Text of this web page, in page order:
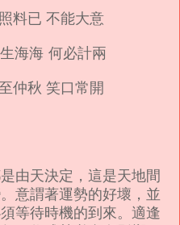
料已 不能大意
海海 何必計兩
仲秋 笑口常開
由天決定，這是天地間
意謂著運勢的好壞，並
等待時機的到來。適逢